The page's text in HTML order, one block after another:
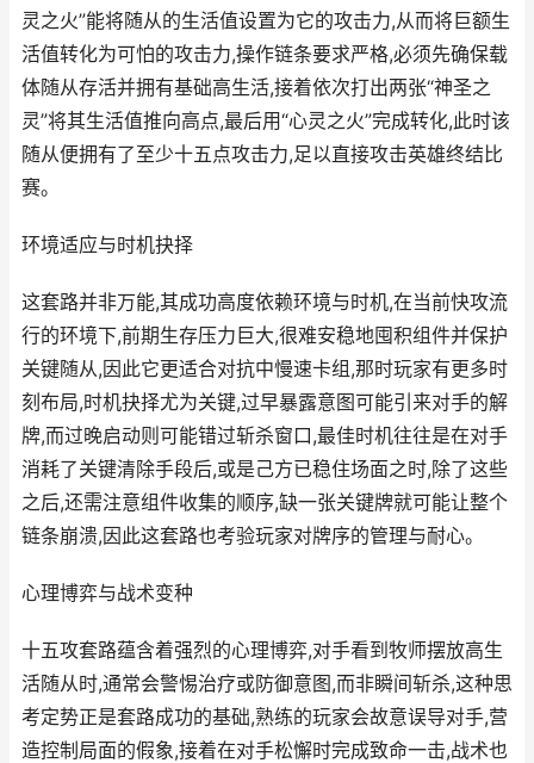
灵之火”能将随从的生活值设置为它的攻击力,从而将巨额生
活值转化为可怕的攻击力,操作链条要求严格,必须先确保载
体随从存活并拥有基础高生活,接着依次打出两张“神圣之
灵”将其生活值推向高点,最后用“心灵之火”完成转化,此时该
随从便拥有了至少十五点攻击力,足以直接攻击英雄终结比
赛。
环境适应与时机抉择
这套路并非万能,其成功高度依赖环境与时机,在当前快攻流
行的环境下,前期生存压力巨大,很难安稳地囤积组件并保护
关键随从,因此它更适合对抗中慢速卡组,那时玩家有更多时
刻布局,时机抉择尤为关键,过早暴露意图可能引来对手的解
牌,而过晚启动则可能错过斩杀窗口,最佳时机往往是在对手
消耗了关键清除手段后,或是己方已稳住场面之时,除了这些
之后,还需注意组件收集的顺序,缺一张关键牌就可能让整个
链条崩溃,因此这套路也考验玩家对牌序的管理与耐心。
心理博弈与战术变种
十五攻套路蕴含着强烈的心理博弈,对手看到牧师摆放高生
活随从时,通常会警惕治疗或防御意图,而非瞬间斩杀,这种思
考定势正是套路成功的基础,熟练的玩家会故意误导对手,营
造控制局面的假象,接着在对手松懈时完成致命一击,战术也